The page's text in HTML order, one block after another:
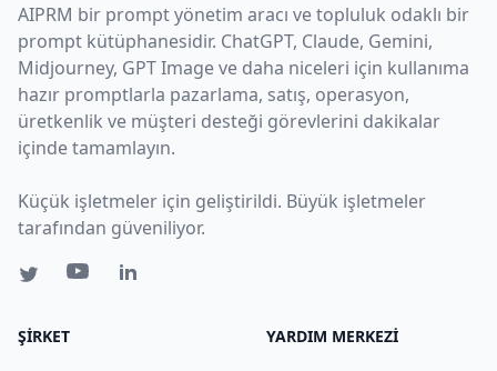
AIPRM bir prompt yönetim aracı ve topluluk odaklı bir
prompt kütüphanesidir. ChatGPT, Claude, Gemini,
Midjourney, GPT Image ve daha niceleri için kullanıma
hazır promptlarla pazarlama, satış, operasyon,
üretkenlik ve müşteri desteği görevlerini dakikalar
içinde tamamlayın.
Küçük işletmeler için geliştirildi. Büyük işletmeler
tarafından güveniliyor.
ŞIRKET YARDIM MERKEZI